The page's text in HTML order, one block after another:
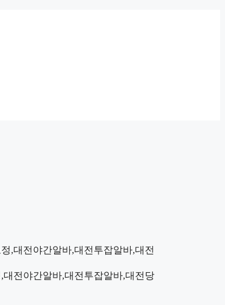
전야간알바,대전투잡알바,대전당